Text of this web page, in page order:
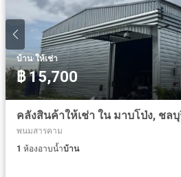
บ้าน·ให้เช่า
฿ 15,700
คลังสินค้าให้เช่า ใน มาบโป่ง, ชล
พนมสารคาม
1 ห้องอาบน้ำบ้าน